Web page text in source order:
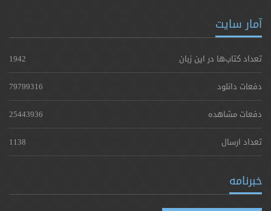
آمار سایت
تعداد کتاب‌ها در این زبان
1942
دفعات دانلود
79799316
دفعات مشاهده
25443936
تعداد ارسال
1138
خبرنامه